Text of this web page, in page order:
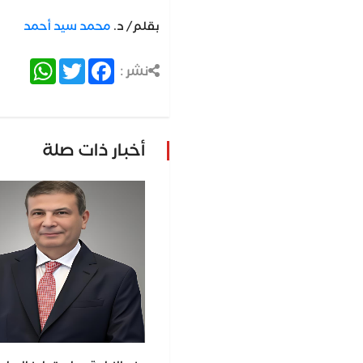
بقلم/ د. محمد سيد أحمد
نشر : Facebook
Twitter
أخبار ذات صلة